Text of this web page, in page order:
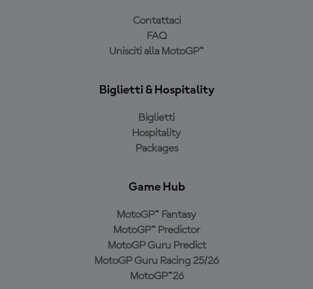
Contattaci
FAQ
Unisciti alla MotoGP™
Biglietti & Hospitality
Biglietti
Hospitality
Packages
Game Hub
MotoGP™ Fantasy
MotoGP™ Predictor
MotoGP Guru Predict
MotoGP Guru Racing 25/26
MotoGP™26